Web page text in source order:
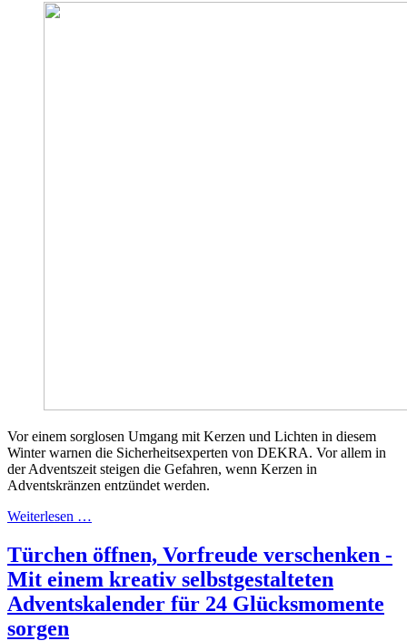
Vor einem sorglosen Umgang mit Kerzen und Lichten in diesem
Winter warnen die Sicherheitsexperten von DEKRA. Vor allem in
der Adventszeit steigen die Gefahren, wenn Kerzen in
Adventskränzen entzündet werden.
Weiterlesen …
Türchen öffnen, Vorfreude verschenken -
Mit einem kreativ selbstgestalteten
Adventskalender für 24 Glücksmomente
sorgen